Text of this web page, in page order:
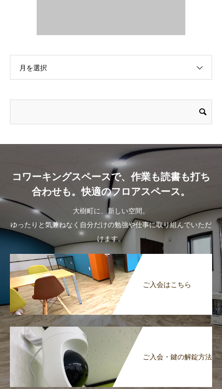
月を選択
コワーキングスペースで、作業も読書も打ち
合わせも。快適のフロアスペース。
大樹町に、新しい空間。
ゆったりと気兼ねなく自分だけの勉強や仕事に取り組んでいただ
けます。
ご入会はこちら
ご入会・鍵の解錠方法